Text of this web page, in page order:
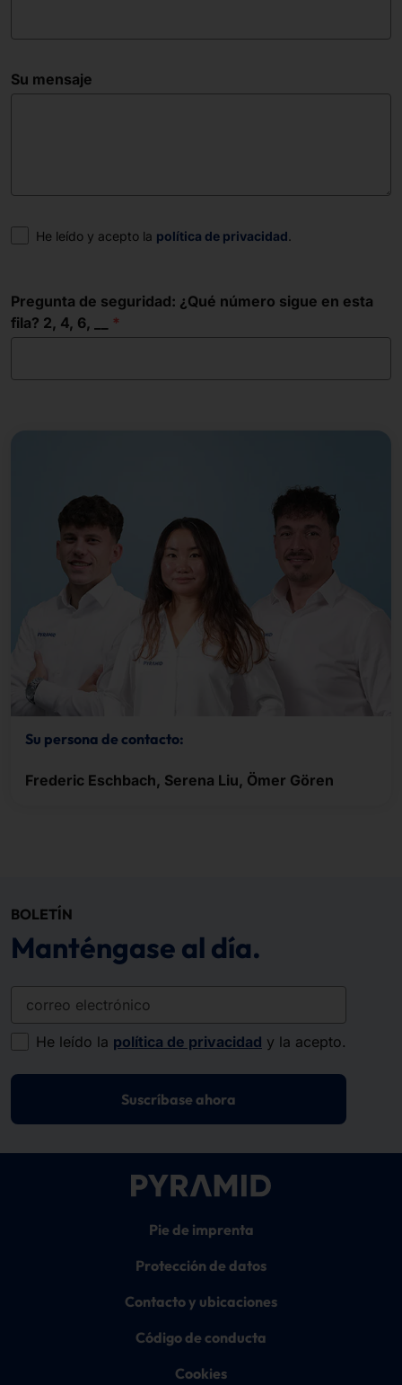
Su mensaje
Consentimiento
He leído y acepto la política de privacidad.
Pregunta de seguridad: ¿Qué número sigue en esta
fila? 2, 4, 6, __
Su persona de contacto:
Frederic Eschbach, Serena Liu, Ömer Gören
BOLETÍN
Manténgase al día.
correo electrónico
He leído la política de privacidad y la acepto.
Suscríbase ahora
Pie de imprenta
Protección de datos
Contacto y ubicaciones
Código de conducta
Cookies